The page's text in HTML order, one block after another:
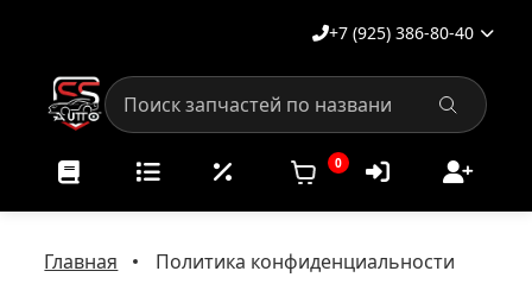
+7 (925) 386-80-40
0
Главная Политика конфиденциальности